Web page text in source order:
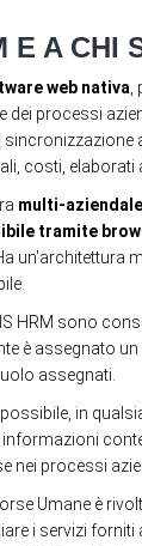
E A CHI
web nativa
dei processi
costi, elaborati
multi-aziendale
tramite
un'architettura
HRM sono
è assegnato
assegnati.
in
nei processi
Umane è
i servizi forniti